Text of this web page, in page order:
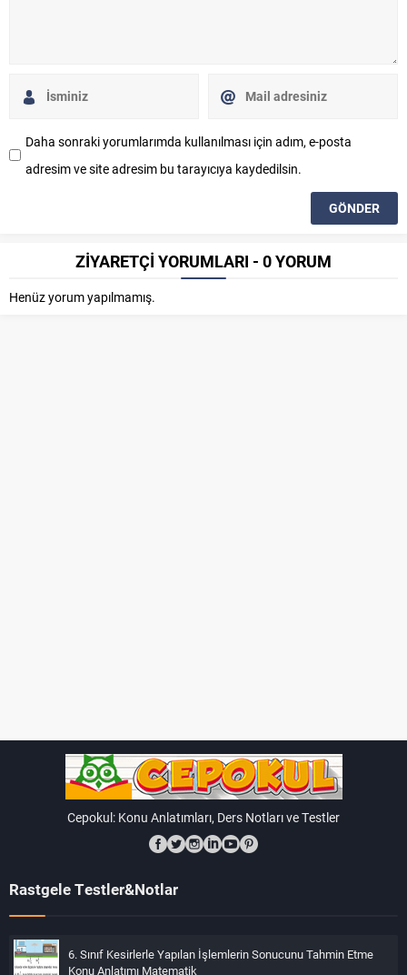
Daha sonraki yorumlarımda kullanılması için adım, e-posta
adresim ve site adresim bu tarayıcıya kaydedilsin.
ZİYARETÇİ YORUMLARI - 0 YORUM
Henüz yorum yapılmamış.
Cepokul: Konu Anlatımları, Ders Notları ve Testler
Rastgele Testler&Notlar
6. Sınıf Kesirlerle Yapılan İşlemlerin Sonucunu Tahmin Etme
Konu Anlatımı Matematik